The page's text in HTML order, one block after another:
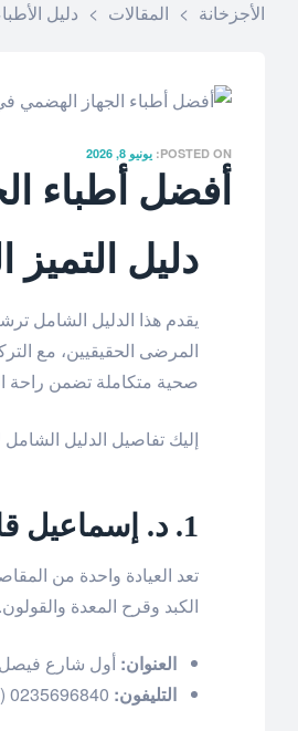
الأجزخانة > المقالات > دليل
POSTED ON: يونيو 8, 2026
أفضل أطباء
دليل التميز الطبي:
يقدم هذا الدليل الشامل
المرضى الحقيقيين، مع
صحية متكاملة تضمن راحة
إليك تفاصيل الدليل الشامل لأفضل 10 أطباء جهاز هضمي وفقاً
1. د. إسماعيل قاسم
تعد العيادة واحدة من
الكبد وقرح المعدة والقولون.
العنوان: أول شارع فيصل بجوار
التليفون: